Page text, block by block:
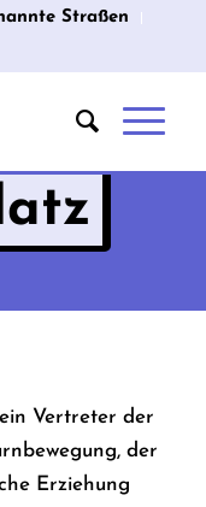
Straßen
Vertreter der
der
Erziehung